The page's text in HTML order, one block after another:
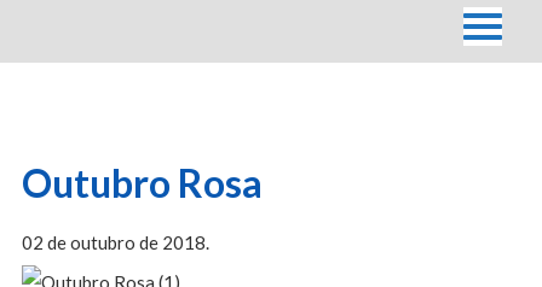
Outubro Rosa
02 de outubro de 2018.